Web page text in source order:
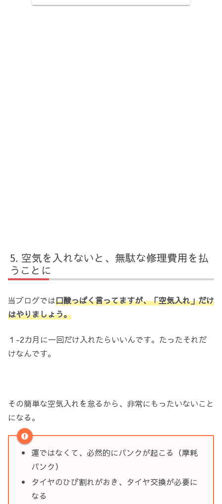
空気を入れないと、無駄な修理費用を払
うことに
当ブログでは口酸っぱく言ってますが、「空気入れ」だけ
はやりましょう。
１-2カ月に一回だけ入れたらいいんです。たったそれだ
けなんです。
その簡単な空気入れを怠るから、非常にもったいないこと
になる。
運ではなくて、必然的にパンクが起こる（摩耗
パンク）
タイヤのひび割れがおき、タイヤ交換が必要に
なる